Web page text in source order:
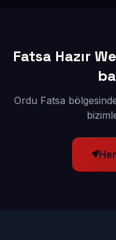
Fatsa Hazır
Ordu Fatsa